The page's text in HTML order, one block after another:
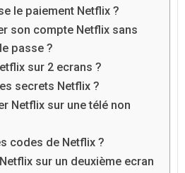
le paiement Netflix ?
son compte Netflix sans
passe ?
sur 2 ecrans ?
secrets Netflix ?
Netflix sur une télé non
codes de Netflix ?
sur un deuxième ecran